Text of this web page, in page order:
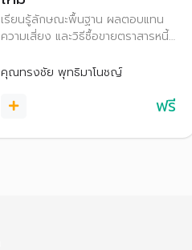
เรียนรู้ลักษณะพื้นฐาน ผลตอบแทน
ความเสี่ยง และวิธีซื้อขายตราสารหนี้
ตัดสินใจลงทุนได้อย่างเหมาะสม
คุณทรงชัย พุทธิมาโนชญ์
ฟรี